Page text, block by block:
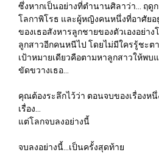
ซึ่งหากเป็นอย่างที่ตำนานศิลาว่า... ฤดู
โลกาพิโรธ และผู้หญิงคนหนึ่งที่อาศัยอ
ของเธอสังหารลูกชายของตัวเองอย่า
ลูกสาวอีกคนหนีไป โดยไม่มีใครรู้ชะต
เป้าหมายเดียวคือตามหาลูกสาวให้พบ
ขัดขวางเธอ...
คุณต้องระลึกไว้ว่า ตอนจบของเรื่องห
เรื่อง...
แต่โลกจบลงอย่างนี้
จบลงอย่างนี้...เป็นครั้งสุดท้าย